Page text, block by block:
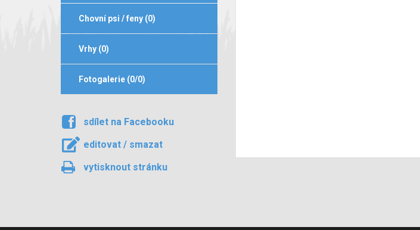
Chovní psi / feny (0)
Vrhy (0)
Fotogalerie (0/0)
sdílet na Facebooku
editovat / smazat
vytisknout stránku